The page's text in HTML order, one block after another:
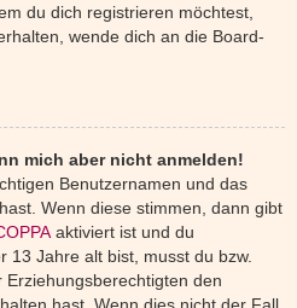
du dich registrieren möchtest,
wende dich an die Board-
mich aber nicht anmelden!
Benutzernamen und das
Wenn diese stimmen, dann gibt
aktiviert ist und du
13 Jahre alt bist, musst du bzw.
den
hast. Wenn dies nicht der Fall